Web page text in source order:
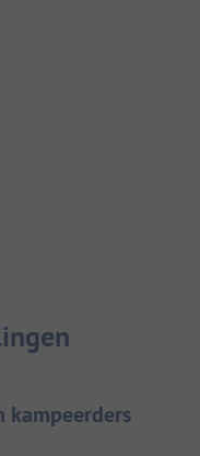
kampeerders